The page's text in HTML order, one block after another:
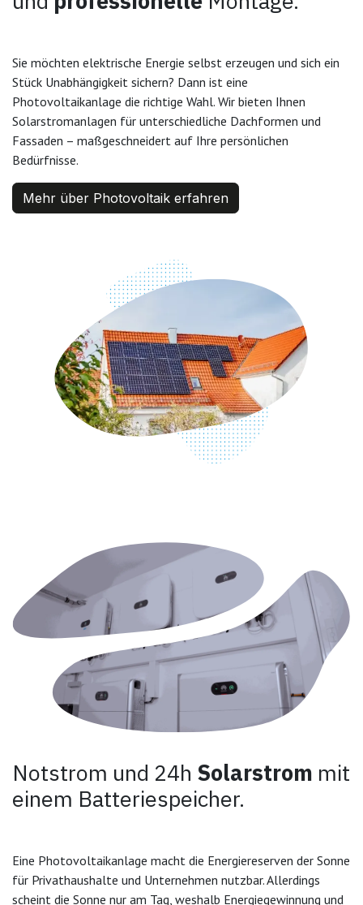
Sie möchten elektrische Energie selbst erzeugen und sich ein
Stück Unabhängigkeit sichern? Dann ist eine
Photovoltaikanlage die richtige Wahl. Wir bieten Ihnen
Solarstromanlagen für unterschiedliche Dachformen und
Fassaden – maßgeschneidert auf Ihre persönlichen
Bedürfnisse.
Mehr über Photovoltaik erfahren
Notstrom und 24h Solarstrom mit
einem Batteriespeicher.
Eine Photovoltaikanlage macht die Energiereserven der Sonne
für Privathaushalte und Unternehmen nutzbar. Allerdings
scheint die Sonne nur am Tag, weshalb Energiegewinnung und